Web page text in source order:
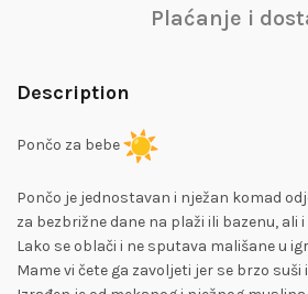
Plaćanje i
Description
Pončo za bebe
Pončo je jednostavan i nježan komad
za bezbrižne dane na plaži ili bazenu, ali
Lako se oblači i ne sputava mališane u
Mame vi čete ga zavoljeti jer se brzo